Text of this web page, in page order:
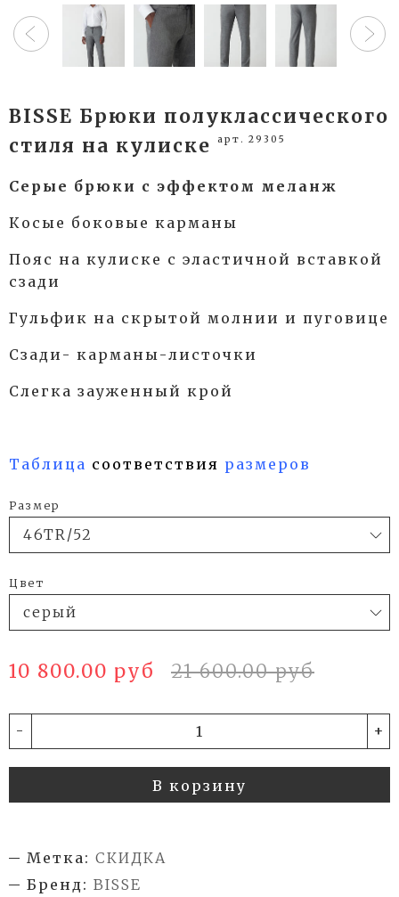
BISSE Брюки полуклассического
стиля на кулиске
арт. 29305
Серые брюки с эффектом меланж
Косые боковые карманы
Пояс на кулиске с эластичной вставкой
сзади
Гульфик на скрытой молнии и пуговице
Сзади- карманы-листочки
Слегка зауженный крой
Таблица соответствия размеров
Размер
Цвет
10 800.00 руб 21 600.00 руб
- +
В корзину
Метка: СКИДКА
Бренд: BISSE